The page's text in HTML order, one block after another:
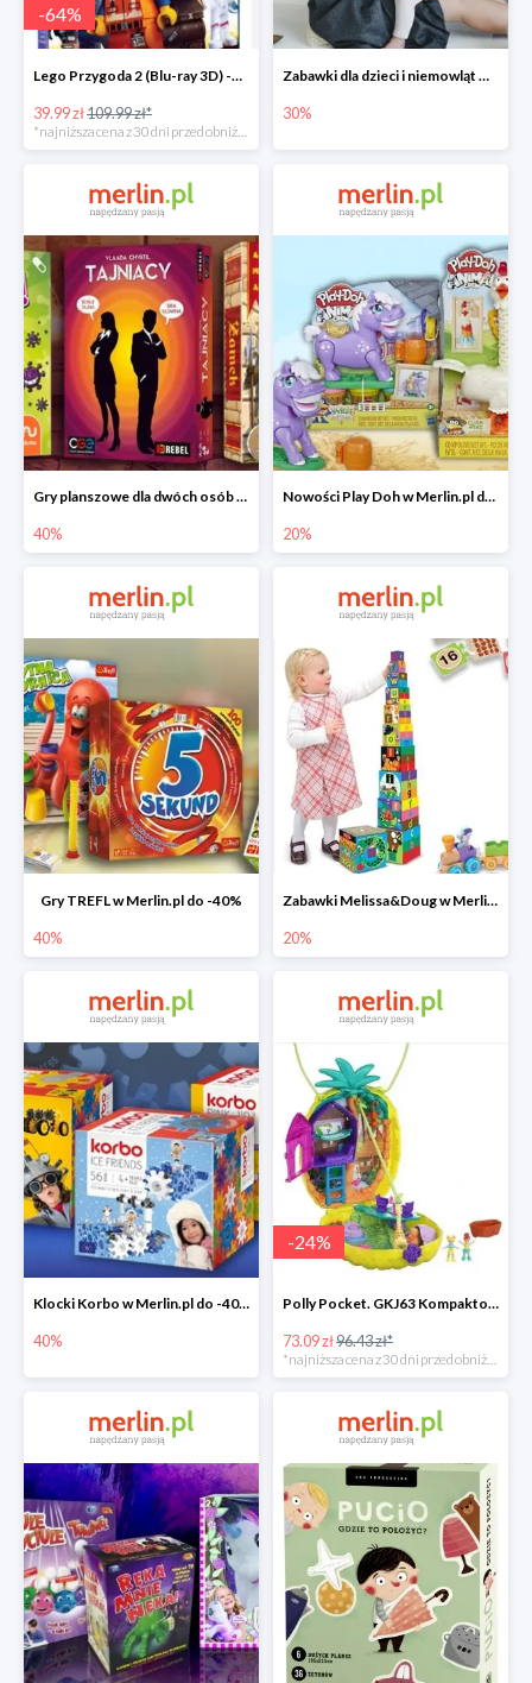
-64%
Lego Przygoda 2 (Blu-ray 3D) -64%
39.99 zł109.99 zł*
Zabawki dla dzieci i niemowląt w Merlin.pl do -30%
30%
Gry planszowe dla dwóch osób w Merlin.pl do -40%
40%
Nowości Play Doh w Merlin.pl do -20%
20%
Gry TREFL w Merlin.pl do -40%
40%
Zabawki Melissa&Doug w Merlin.pl do -20%
20%
Klocki Korbo w Merlin.pl do -40%
40%
-24%
Polly Pocket. GKJ63 Kompaktowa torebka -25%
73.09 zł96.43 zł*